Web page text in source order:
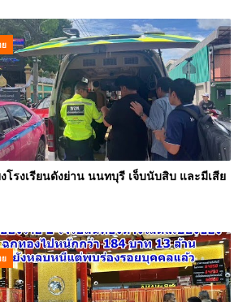
โรงเรียนดังย่าน นนทบุรี เจ็บนับสิบ และมีเสีย